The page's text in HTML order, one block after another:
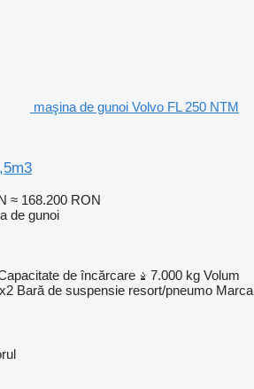
maşina de gunoi Volvo FL 250 NTM
≈ 168.200 RON
de gunoi
de încărcare 7.000 kg Volum
Bară de suspensie resort/pneumo Marca